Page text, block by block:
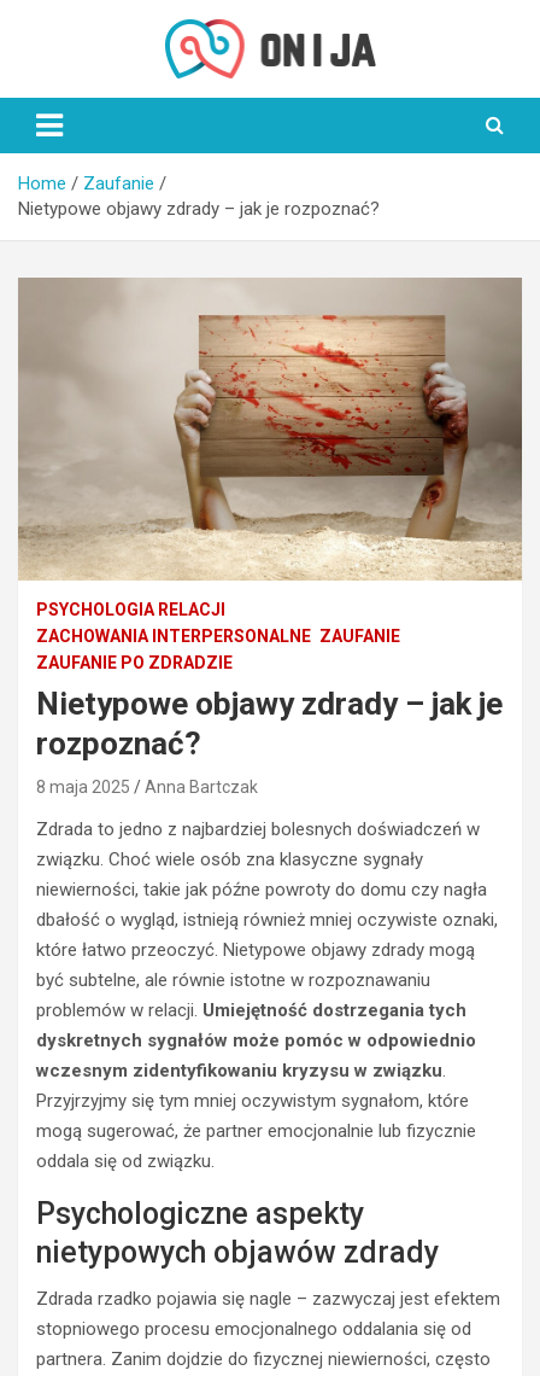
On i Ja
Home
Zaufanie
Nietypowe objawy zdrady – jak je rozpoznać?
PSYCHOLOGIA RELACJI
ZACHOWANIA INTERPERSONALNE ZAUFANIE
ZAUFANIE PO ZDRADZIE
Nietypowe objawy zdrady – jak je
rozpoznać?
8 maja 2025 Anna Bartczak
Zdrada to jedno z najbardziej bolesnych doświadczeń w
związku. Choć wiele osób zna klasyczne sygnały
niewierności, takie jak późne powroty do domu czy nagła
dbałość o wygląd, istnieją również mniej oczywiste oznaki,
które łatwo przeoczyć. Nietypowe objawy zdrady mogą
być subtelne, ale równie istotne w rozpoznawaniu
problemów w relacji. Umiejętność dostrzegania tych
dyskretnych sygnałów może pomóc w odpowiednio
wczesnym zidentyfikowaniu kryzysu w związku
Przyjrzyjmy się tym mniej oczywistym sygnałom, które
mogą sugerować, że partner emocjonalnie lub fizycznie
oddala się od związku.
Psychologiczne aspekty
nietypowych objawów zdrady
Zdrada rzadko pojawia się nagle – zazwyczaj jest efektem
stopniowego procesu emocjonalnego oddalania się od
partnera. Zanim dojdzie do fizycznej niewierności, często